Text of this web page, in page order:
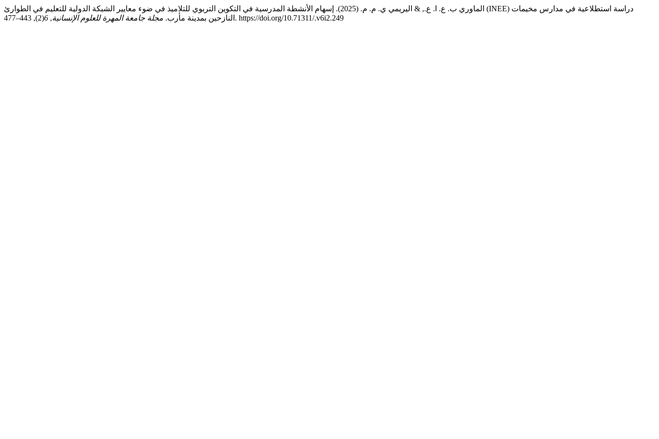
الماوري ب. ع. ا. ع., & اليريمي ي. م. م. (2025). إسهام الأنشطة المدرسية في التكوين التربوي للتلاميذ في ضوء معايير الشبكة الدولية للتعليم في الطوارئ (INEE) دراسة استطلاعية في مدارس مخيمات
النازحين بمدينة مأرب. مجلة جامعة المهرة للعلوم الإنسانية,
6 (2), 443–477. https://doi.org/10.71311/.v6i2.249